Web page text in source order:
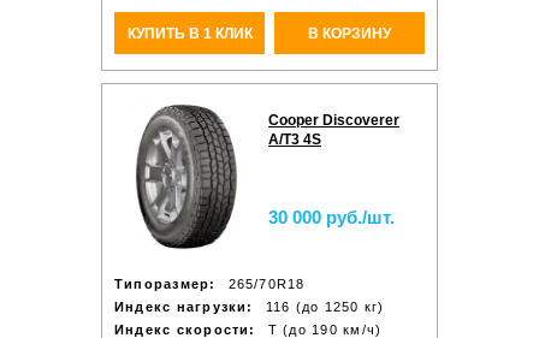
КУПИТЬ В 1 КЛИК В КОРЗИНУ
Cooper Discoverer
A/T3 4S
30 000 руб./шт.
Типоразмер:
265/70R18
Индекс нагрузки:
116 (до 1250 кг)
Индекс скорости:
T (до 190 км/ч)